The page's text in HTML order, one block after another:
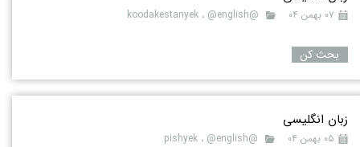
۰۷ بهمن ۰۴ @koodakestanyek ، @english
بحث کن
زبان انگلیسی
۰۵ بهمن ۰۴ @pishyek ، @english